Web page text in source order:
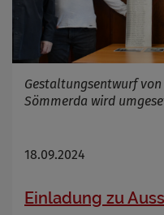
Gestaltungsentwurf
Sömmerda wird
18.09.2024
Einladung zu